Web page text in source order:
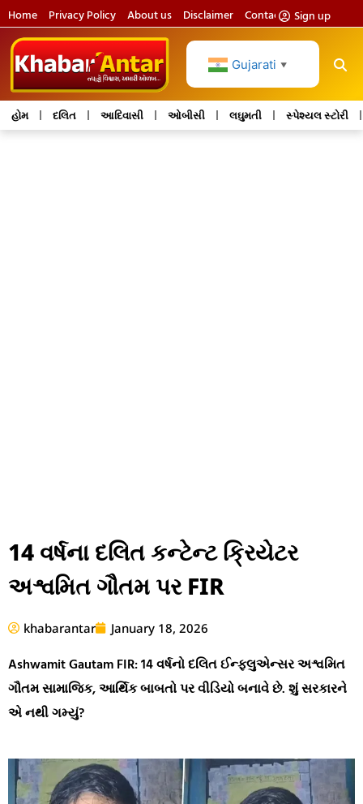
Home Privacy Policy About us Disclaimer Contact usSign up
Gujarati ▼
હોમ દલિત આદિવાસી ઓબીસી લઘુમતી સ્પેશ્યલ સ્ટોરી
14 વર્ષના દલિત કન્ટેન્ટ ક્રિયેટર
અશ્વમિત ગૌતમ પર FIR
khabarantar January 18, 2026
Ashwamit Gautam FIR: 14 વર્ષનો દલિત ઈન્ફ્લુએન્સર અશ્વમિત
ગૌતમ સામાજિક, આર્થિક બાબતો પર વીડિયો બનાવે છે. શું સરકારને
એ નથી ગમ્યું?